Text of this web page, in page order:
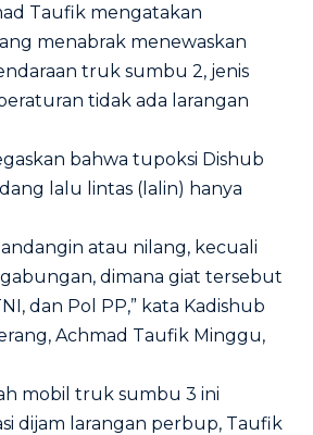
Taufik mengatakan
menabrak menewaskan
truk sumbu 2, jenis
tidak ada larangan
bahwa tupoksi Dishub
lalu lintas (lalin) hanya
atau nilang, kecuali
gabungan, dimana giat tersebut
dan Pol PP,” kata Kadishub
Achmad Taufik Minggu,
mobil truk sumbu 3 ini
dijam larangan perbup, Taufik